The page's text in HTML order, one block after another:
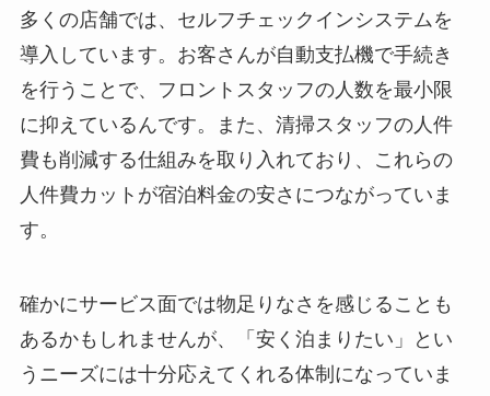
多くの店舗では、セルフチェックインシステムを
導入しています。お客さんが自動支払機で手続き
を行うことで、フロントスタッフの人数を最小限
に抑えているんです。また、清掃スタッフの人件
費も削減する仕組みを取り入れており、これらの
人件費カットが宿泊料金の安さにつながっていま
す。
確かにサービス面では物足りなさを感じることも
あるかもしれませんが、「安く泊まりたい」とい
うニーズには十分応えてくれる体制になっていま